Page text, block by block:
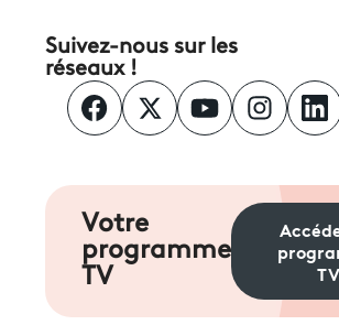
Suivez-nous sur les
réseaux !
Votre
programme
TV
TV